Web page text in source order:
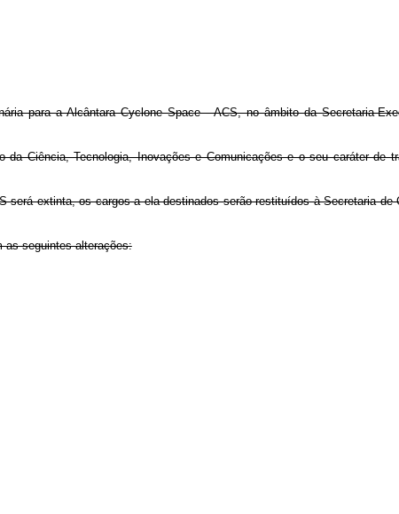
para a Alcântara Cyclone Space - ACS, no âmbito da Secretaria-
da Ciência, Tecnologia, Inovações e Comunicações e o seu caráter de
será extinta, os cargos a ela destinados serão restituídos à Secretaria
as seguintes alterações: